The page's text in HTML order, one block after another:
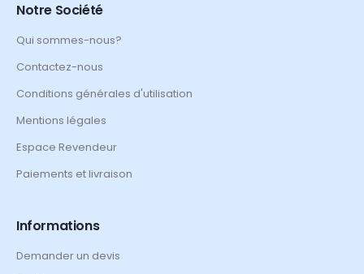
Notre Société
Qui sommes-nous?
Contactez-nous
Conditions générales d'utilisation
Mentions légales
Espace Revendeur
Paiements et livraison
Informations
Demander un devis